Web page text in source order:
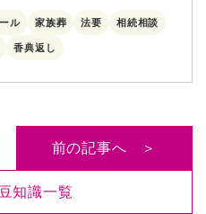
ル 家族葬 法要 相続相談
香典返し
知識一覧
前の記事へ ＞